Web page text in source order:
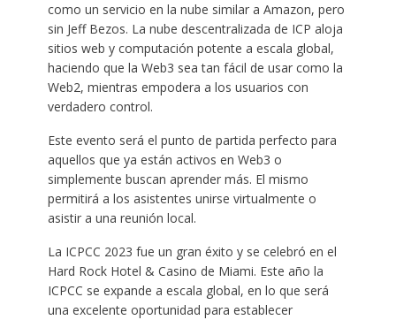
como un servicio en la nube similar a Amazon, pero
sin Jeff Bezos. La nube descentralizada de ICP aloja
sitios web y computación potente a escala global,
haciendo que la Web3 sea tan fácil de usar como la
Web2, mientras empodera a los usuarios con
verdadero control.
Este evento será el punto de partida perfecto para
aquellos que ya están activos en Web3 o
simplemente buscan aprender más. El mismo
permitirá a los asistentes unirse virtualmente o
asistir a una reunión local.
La ICPCC 2023 fue un gran éxito y se celebró en el
Hard Rock Hotel & Casino de Miami. Este año la
ICPCC se expande a escala global, en lo que será
una excelente oportunidad para establecer